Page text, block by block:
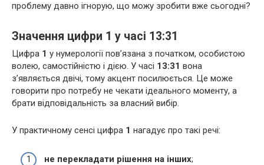
проблему давно ігнорую, що можу зробити вже сьогодні?
Значення цифри 1 у часі 13:31
Цифра 1 у нумерології пов’язана з початком, особистою
волею, самостійністю і дією. У часі 13:31 вона
з’являється двічі, тому акцент посилюється. Це може
говорити про потребу не чекати ідеального моменту, а
брати відповідальність за власний вибір.
У практичному сенсі цифра 1 нагадує про такі речі:
не перекладати рішення на інших;